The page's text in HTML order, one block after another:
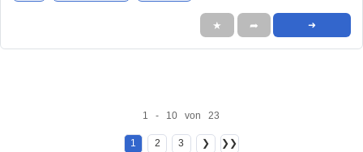
★ ➦ ➜
1 - 10 von 23
1 2 3 ❯ ❯❯